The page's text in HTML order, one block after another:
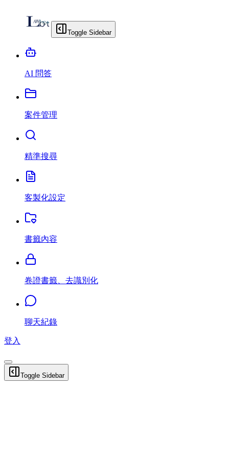
Toggle Sidebar
AI 問答
案件管理
精準搜尋
客製化設定
書籤內容
卷證書籤、去識別化
聊天紀錄
登入
Toggle Sidebar